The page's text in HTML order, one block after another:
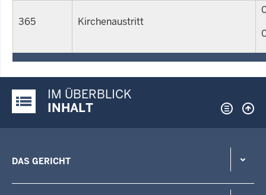
365 Kirchenaustritt
Justiz-Portal im Überblick:
IM ÜBERBLICK
INHALT
DAS GERICHT